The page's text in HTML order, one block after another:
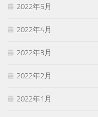
2022年5月
2022年4月
2022年3月
2022年2月
2022年1月